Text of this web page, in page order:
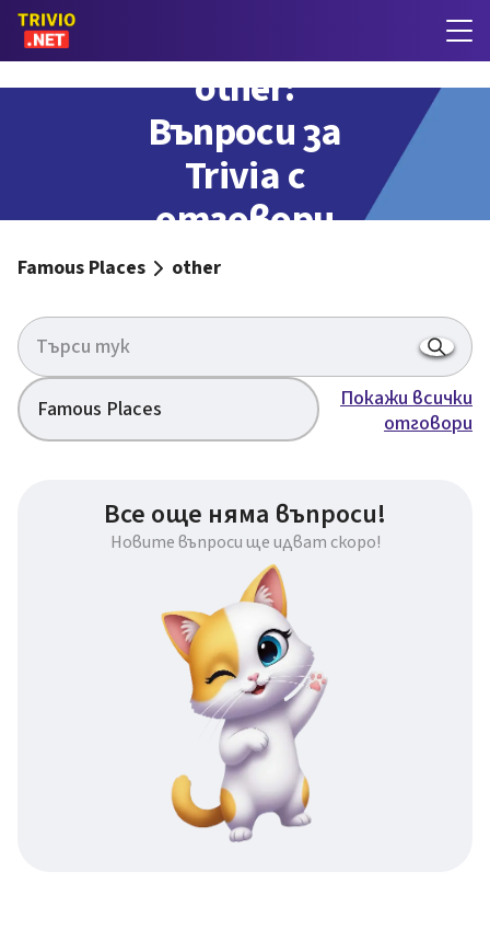
other:
Въпроси за
Trivia с
отговори
Famous Places other
Famous Places
Покажи всички
отговори
Все още няма въпроси!
Новите въпроси ще идват скоро!